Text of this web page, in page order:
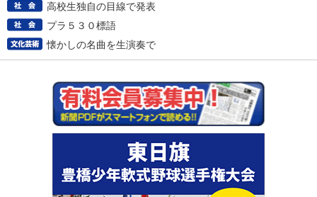
高校生独自の目線で発表
プラ５３０標語
懐かしの名曲を生演奏で